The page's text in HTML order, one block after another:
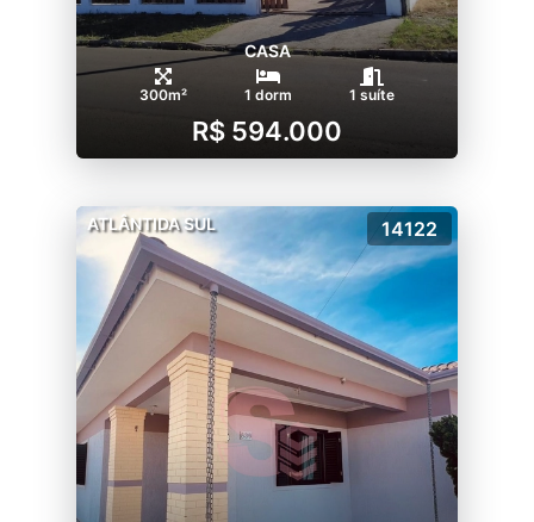
CASA
300m² 1 dorm 1 suíte
R$ 594.000
ATLÂNTIDA SUL 14122